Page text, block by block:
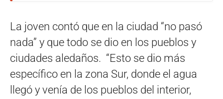
La joven contó que en la ciudad “no pasó
nada” y que todo se dio en los pueblos y
ciudades aledaños. “Esto se dio más
específico en la zona Sur, donde el agua
llegó y venía de los pueblos del interior,